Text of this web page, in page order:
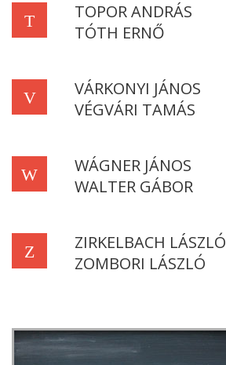
T
TOPOR ANDRÁS
TÓTH ERNŐ
V
VÁRKONYI JÁNOS
VÉGVÁRI TAMÁS
W
WÁGNER JÁNOS
WALTER GÁBOR
Z
ZIRKELBACH LÁSZLÓ
ZOMBORI LÁSZLÓ